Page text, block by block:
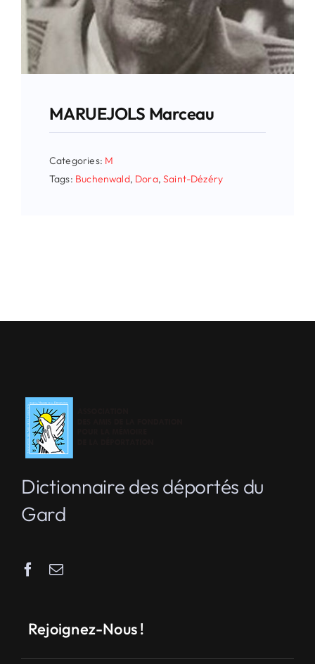
MARUEJOLS Marceau
Categories: M
Tags: Buchenwald, Dora,Saint-Dézéry
Dictionnaire des déportés du
Gard
Rejoignez-Nous !